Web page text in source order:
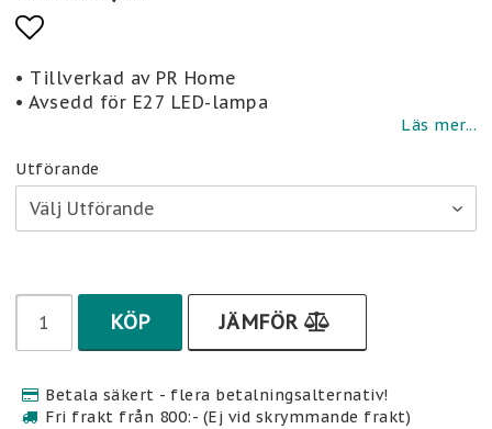
Lägg till i favoritlistan
• Tillverkad av PR Home
• Avsedd för E27 LED-lampa
Läs mer...
Utförande
KÖP JÄMFÖR
Betala säkert - flera betalningsalternativ!
Fri frakt från 800:- (Ej vid skrymmande frakt)